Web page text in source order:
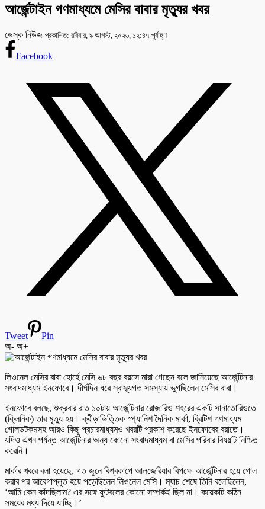
আর্জেন্টাইন গণমাধ্যমে মেসির বাবার মৃত্যুর খবর
ডেস্ক নিউজ প্রকাশিত: রবিবার, ৯ আগস্ট, ২০২৬, ১২:৪৭ পূর্বাহ্ণ
Facebook
Tweet
Pin
অ- অ+
লিওনেল মেসির বাবা হোর্হে মেসি ৬৮ বছর বয়সে মারা গেছেন বলে জানিয়েছে আর্জেন্টিনার
সংবাদমাধ্যম ইনফোবে। দীর্ঘদিন ধরে স্বাস্থ্যগত সমস্যায় ভুগছিলেন মেসির বাবা।
ইনফোবে বলছে, শুক্রবার রাত ১০টায় আর্জেন্টিনার রোজারিও শহরের একটি সানাতোরিওতে
(ক্লিনিক) তার মৃত্যু হয়। ক্রীড়াভিত্তিক স্প্যানিশ দৈনিক মার্কা, ব্রিটিশ গণমাধ্যম
গোলডটকমসহ আরও কিছু প্রচারমাধ্যমও খবরটি প্রকাশ করেছে ইনফোবের বরাতে।
যদিও এখন পর্যন্ত আর্জেন্টিনার অন্য কোনো সংবাদমাধ্যম বা মেসির পরিবার বিষয়টি নিশ্চিত
করেনি।
মার্কার খবরে বলা হয়েছে, গত জুনে বিশ্বকাপে আলজেরিয়ার বিপক্ষে আর্জেন্টিনার হয়ে গোল
করার পর আবেগাপ্লুত হয়ে পড়েছিলেন লিওনেল মেসি। ম্যাচ শেষে তিনি বলেছিলেন,
‘আমি কেন কাঁদছিলাম? এর সঙ্গে ফুটবলের কোনো সম্পর্কই ছিল না। কয়েকটি কঠিন
সময়ের মধ্য দিয়ে যাচ্ছি।’